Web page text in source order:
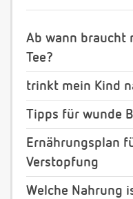
Ab wann braucht
Tee?
trinkt mein Kind
Tipps für wunde
Ernährungsplan
Verstopfung
Welche Nahrung